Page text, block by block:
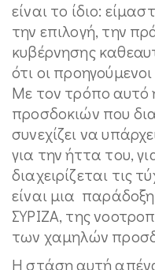
είναι το ίδιο:
την επιλογή, την
κυβέρνησης
ότι οι
Με τον τρόπο αυτό
προσδοκιών που
συνεχίζει να
για την ήττα του,
διαχειρίζεται τις
είναι μια
ΣΥΡΙΖΑ, της
των χαμηλών
Η στάση αυτή